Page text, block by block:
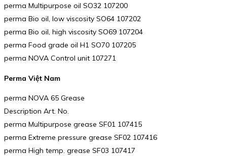
perma Multipurpose oil SO32 107200
perma Bio oil, low viscosity SO64 107202
perma Bio oil, high viscosity SO69 107204
perma Food grade oil H1 SO70 107205
perma NOVA Control unit 107271
Perma Việt Nam
perma NOVA 65 Grease
Description Art. No.
perma Multipurpose grease SF01 107415
perma Extreme pressure grease SF02 107416
perma High temp. grease SF03 107417